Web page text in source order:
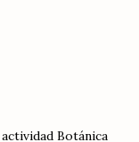
Botánica